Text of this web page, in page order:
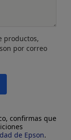
productos,
por correo
confirmas que
de Epson.